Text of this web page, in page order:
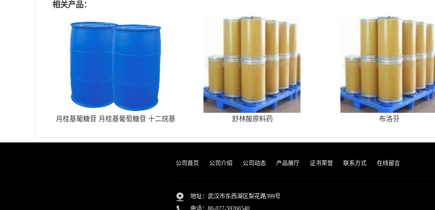
相关产品：
月桂基葡糖苷 月桂基葡萄糖苷 十二烷基
舒林酸原料药 布洛芬
公司首页 公司介绍 公司动态 产品展厅 证书荣誉 联系方式 在线留言
地址：武汉市东西湖区梨花路399号
电话： 86-027-59266540